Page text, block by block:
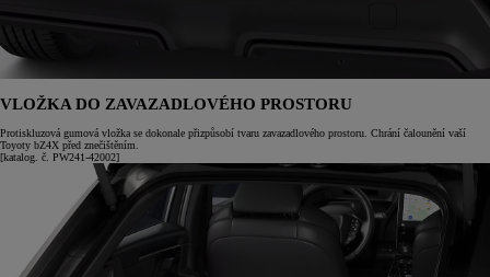
VLOŽKA DO ZAVAZADLOVÉHO PROSTORU
Protiskluzová gumová vložka se dokonale přizpůsobí tvaru zavazadlového prostoru. Chrání čalounění vaší
Toyoty bZ4X před znečištěním.
[katalog. č. PW241-42002]